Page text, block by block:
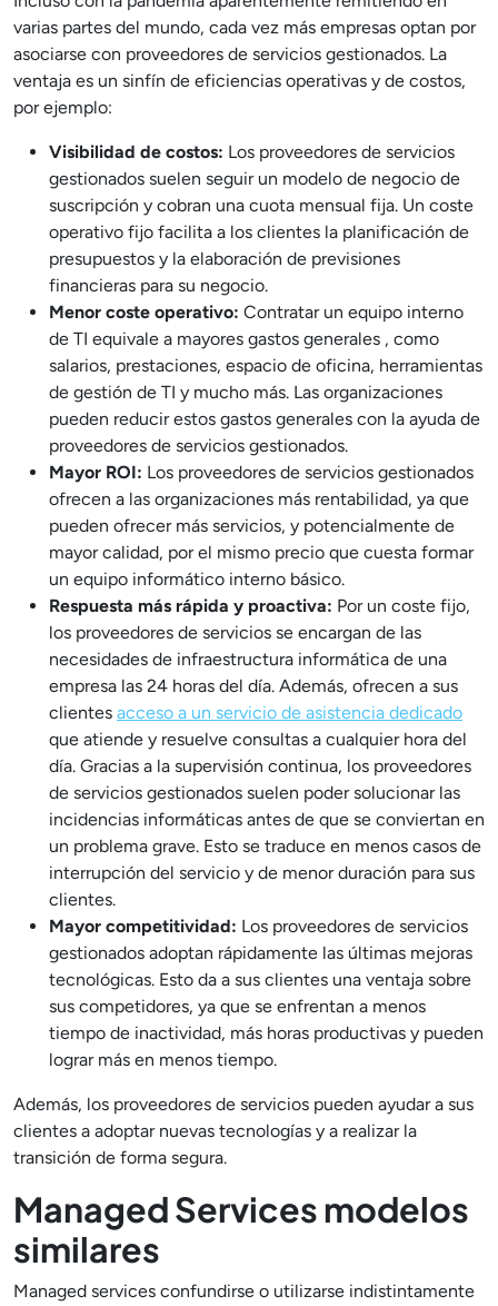
varias partes del mundo, cada vez más empresas optan por
asociarse con proveedores de servicios gestionados. La
ventaja es un sinfín de eficiencias operativas y de costos,
por ejemplo:
Visibilidad de costos: Los proveedores de servicios
gestionados suelen seguir un modelo de negocio de
suscripción y cobran una cuota mensual fija. Un coste
operativo fijo facilita a los clientes la planificación de
presupuestos y la elaboración de previsiones
financieras para su negocio.
Menor coste operativo: Contratar un equipo interno
de TI equivale a mayores gastos generales , como
salarios, prestaciones, espacio de oficina, herramientas
de gestión de TI y mucho más. Las organizaciones
pueden reducir estos gastos generales con la ayuda de
proveedores de servicios gestionados.
Mayor ROI: Los proveedores de servicios gestionados
ofrecen a las organizaciones más rentabilidad, ya que
pueden ofrecer más servicios, y potencialmente de
mayor calidad, por el mismo precio que cuesta formar
un equipo informático interno básico.
Respuesta más rápida y proactiva: Por un coste fijo,
los proveedores de servicios se encargan de las
necesidades de infraestructura informática de una
empresa las 24 horas del día. Además, ofrecen a sus
clientes acceso a un servicio de asistencia dedicado
que atiende y resuelve consultas a cualquier hora del
día. Gracias a la supervisión continua, los proveedores
de servicios gestionados suelen poder solucionar las
incidencias informáticas antes de que se conviertan en
un problema grave. Esto se traduce en menos casos de
interrupción del servicio y de menor duración para sus
clientes.
Mayor competitividad: Los proveedores de servicios
gestionados adoptan rápidamente las últimas mejoras
tecnológicas. Esto da a sus clientes una ventaja sobre
sus competidores, ya que se enfrentan a menos
tiempo de inactividad, más horas productivas y pueden
lograr más en menos tiempo.
Además, los proveedores de servicios pueden ayudar a sus
clientes a adoptar nuevas tecnologías y a realizar la
transición de forma segura.
Managed Services modelos
similares
Managed services confundirse o utilizarse indistintamente